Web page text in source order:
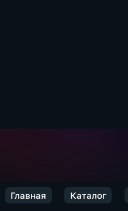
Главная Каталог